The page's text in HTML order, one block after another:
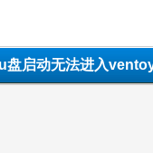
盘启动无法进入